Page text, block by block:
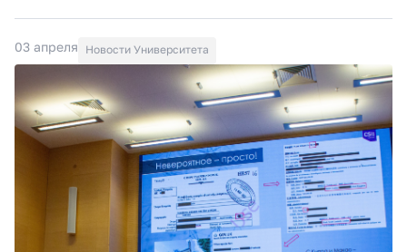
03 апреля Новости Университета